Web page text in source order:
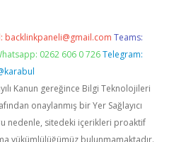
backlinkpaneli@gmail.com Teams:
0262 606 0 726 Telegram:
Kanun gereğince Bilgi Teknolojileri
onaylanmış bir Yer Sağlayıcı
nedenle, sitedeki içerikleri proaktif
yükümlülüğümüz bulunmamaktadır.